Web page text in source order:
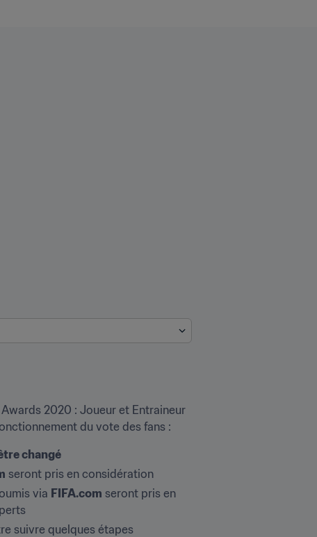
2020 : Joueur et Entraineur
du vote des fans :
changé
seront pris en considération
via FIFA.com seront pris en
suivre quelques étapes